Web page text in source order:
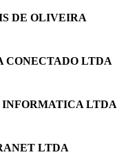
DE OLIVEIRA
CONECTADO LTDA
LTDA
LTDA